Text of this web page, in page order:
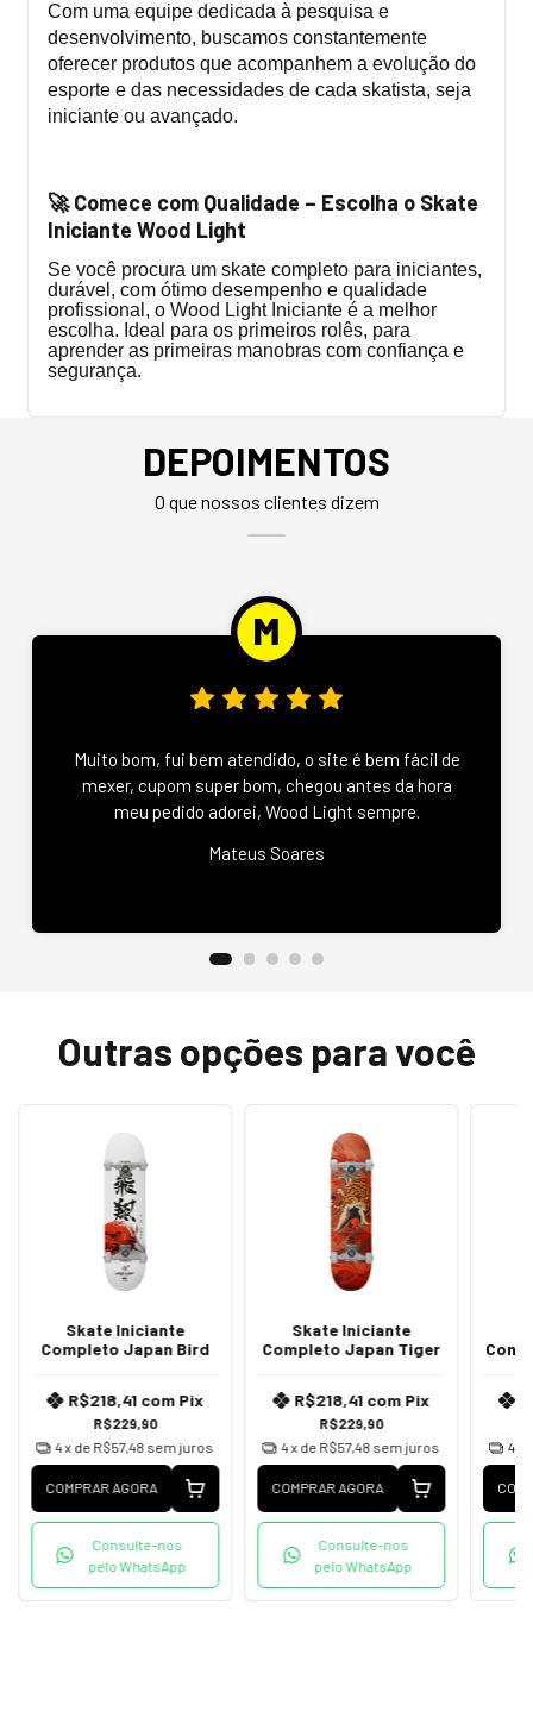
Com uma equipe dedicada à pesquisa e
desenvolvimento, buscamos constantemente
oferecer produtos que acompanhem a evolução do
esporte e das necessidades de cada skatista, seja
iniciante ou avançado.
🚀Comece com Qualidade – Escolha o Skate
Iniciante Wood Light
Se você procura um skate completo para iniciantes,
durável, com ótimo desempenho e qualidade
profissional, o Wood Light Iniciante é a melhor
escolha. Ideal para os primeiros rolês, para
aprender as primeiras manobras com confiança e
segurança.
DEPOIMENTOS
O que nossos clientes dizem
Muito bom, fui bem atendido, o site é bem fácil de
mexer, cupom super bom, chegou antes da hora
meu pedido adorei, Wood Light sempre.
Mateus Soares
Outras opções para você
Skate Iniciante
Completo Japan Bird
R$229,90
R$218,41 com Pix
4x de R$57,48 sem juros
COMPRAR AGORA
Consulte-nos
pelo WhatsApp
Skate Iniciante
Completo Japan Tiger
R$229,90
R$218,41 com Pix
4x de R$57,48 sem juros
COMPRAR AGORA
Consulte-nos
pelo WhatsApp
4